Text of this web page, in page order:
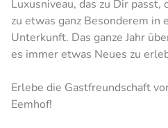
Luxusniveau, das zu Dir
zu etwas ganz Besonderem in
Unterkunft. Das ganze Jahr
es immer etwas Neues zu
Erlebe die Gastfreundschaft
Eemhof!